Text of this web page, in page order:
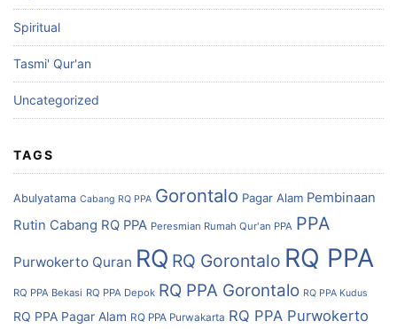
Spiritual
Tasmi' Qur'an
Uncategorized
TAGS
Abulyatama Cabang RQ PPA Gorontalo Pagar Alam Pembinaan
Rutin Cabang RQ PPA Peresmian Rumah Qur'an PPA PPA
Purwokerto Quran RQ RQ Gorontalo RQ PPA
RQ PPA Bekasi RQ PPA Depok RQ PPA Gorontalo RQ PPA Kudus
RQ PPA Pagar Alam RQ PPA Purwakarta RQ PPA Purwokerto